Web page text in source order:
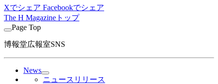
Xでシェア Facebookでシェア
The H Magazineトップ
Page Top
博報堂広報室SNS
News
ニュースリリース